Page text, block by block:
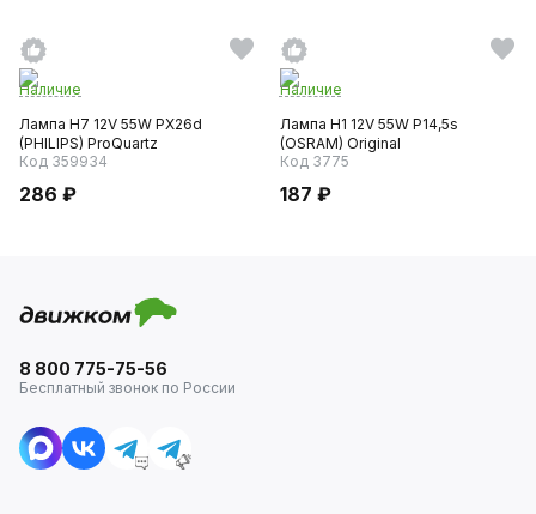
Наличие
Лампа H7 12V 55W PX26d
(PНILIPS) ProQuartz
Код 359934
286 ₽
Наличие
Лампа H1 12V 55W P14,5s
(OSRAM) Original
Код 3775
187 ₽
8 800 775-75-56
Бесплатный звонок по России